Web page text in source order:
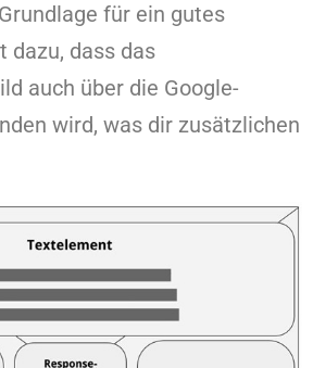
für ein gutes
dazu, dass das
auch über die Google-
wird, was dir zusätzlichen